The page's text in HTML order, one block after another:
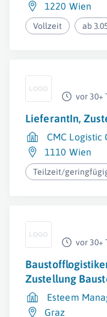
1220 Wien
Vollzeit ab
vor 30+
LieferantIn,
CMC Logistic
1110 Wien
Teilzeit/
vor 30+
Zustellung
Esteem
Graz